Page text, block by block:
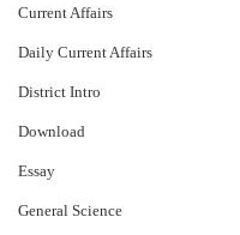
Current Affairs
Daily Current Affairs
District Intro
Download
Essay
General Science